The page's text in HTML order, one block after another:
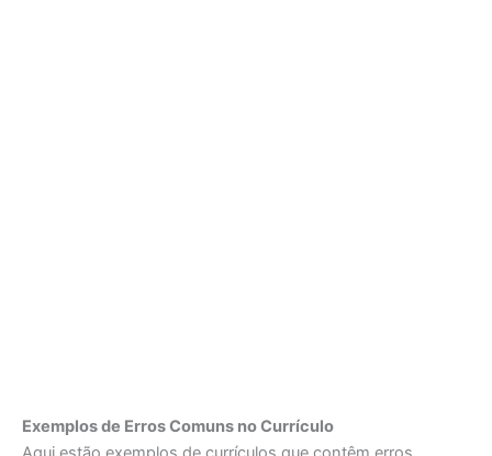
Exemplos de Erros Comuns no Currículo